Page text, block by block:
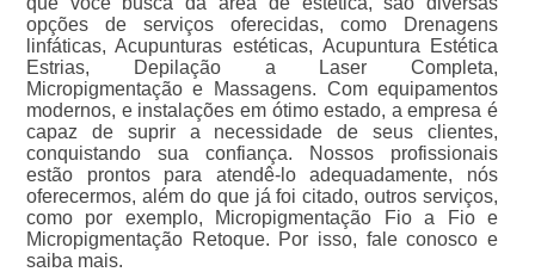
opções de serviços oferecidas, como Drenagens
linfáticas, Acupunturas estéticas, Acupuntura Estética
Estrias, Depilação a Laser Completa,
Micropigmentação e Massagens. Com equipamentos
modernos, e instalações em ótimo estado, a empresa é
capaz de suprir a necessidade de seus clientes,
conquistando sua confiança. Nossos profissionais
estão prontos para atendê-lo adequadamente, nós
oferecermos, além do que já foi citado, outros serviços,
como por exemplo, Micropigmentação Fio a Fio e
Micropigmentação Retoque. Por isso, fale conosco e
saiba mais.